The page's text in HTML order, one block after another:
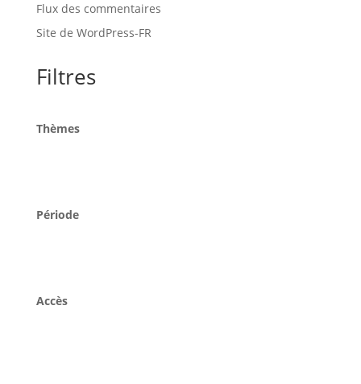
Flux des commentaires
Site de WordPress-FR
Filtres
Thèmes
Période
Accès